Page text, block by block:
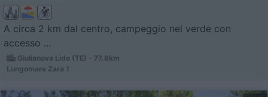
A circa 2 km dal centro, campeggio nel verde con
accesso ...
Giulianova Lido (TE) - 77.8km
Lungomare Zara 1